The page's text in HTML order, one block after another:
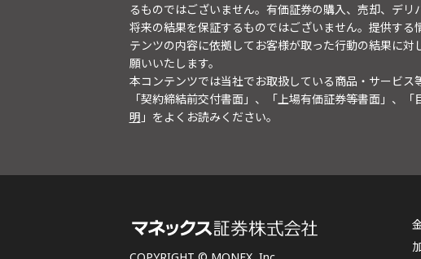
るものではございません。有価証券の購入、売却、デ
将来の結果を保証するものではございません。提供す
テンツの内容に依拠してお客様が取った行動の結果に
願いいたします。
本コンテンツでは当社でお取扱している商品・サービ
「契約締結前交付書面」、「上場有価証券等書面」、
明 」をよくお読みください。